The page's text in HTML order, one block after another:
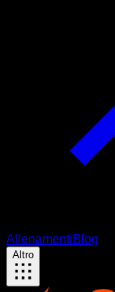
AllenamentiBlog
Altro